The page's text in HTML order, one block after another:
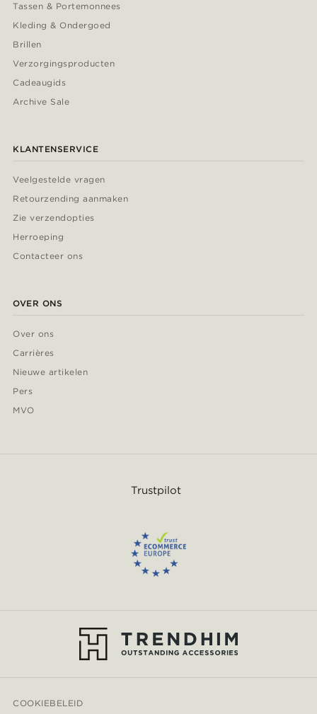
Tassen & Portemonnees
Kleding & Ondergoed
Brillen
Verzorgingsproducten
Cadeaugids
Archive Sale
KLANTENSERVICE
Veelgestelde vragen
Retourzending aanmaken
Zie verzendopties
Herroeping
Contacteer ons
OVER ONS
Over ons
Carrières
Nieuwe artikelen
Pers
MVO
Trustpilot
COOKIEBELEID